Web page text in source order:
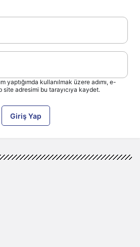
yaptığımda kullanılmak üzere adımı, e-
site adresimi bu tarayıcıya kaydet.
Giriş Yap